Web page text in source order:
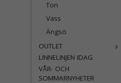
Ton
Vass
Ängsö
OUTLET
LINNELINJEN IDAG
VÅR- OCH
SOMMARNYHETER